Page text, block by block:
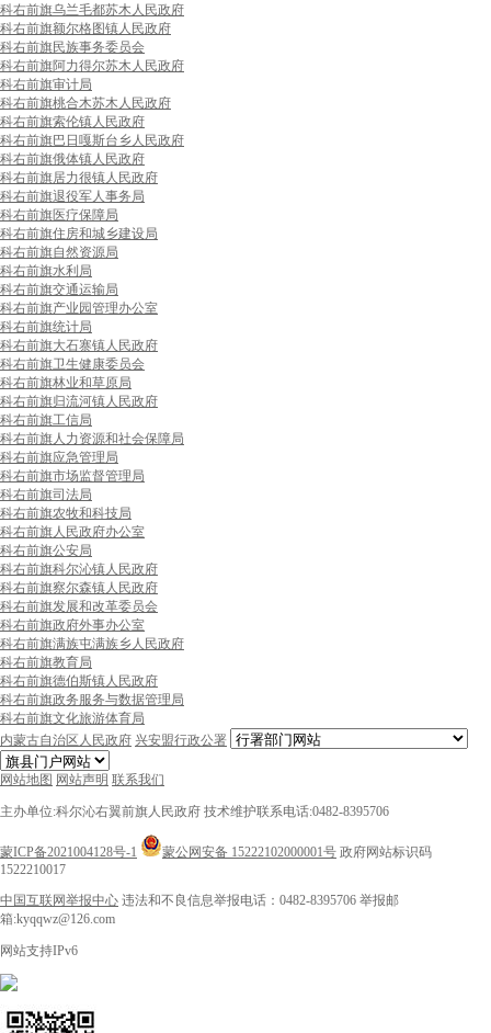
科右前旗乌兰毛都苏木人民政府
科右前旗额尔格图镇人民政府
科右前旗民族事务委员会
科右前旗阿力得尔苏木人民政府
科右前旗审计局
科右前旗桃合木苏木人民政府
科右前旗索伦镇人民政府
科右前旗巴日嘎斯台乡人民政府
科右前旗俄体镇人民政府
科右前旗居力很镇人民政府
科右前旗退役军人事务局
科右前旗医疗保障局
科右前旗住房和城乡建设局
科右前旗自然资源局
科右前旗水利局
科右前旗交通运输局
科右前旗产业园管理办公室
科右前旗统计局
科右前旗大石寨镇人民政府
科右前旗卫生健康委员会
科右前旗林业和草原局
科右前旗归流河镇人民政府
科右前旗工信局
科右前旗人力资源和社会保障局
科右前旗应急管理局
科右前旗市场监督管理局
科右前旗司法局
科右前旗农牧和科技局
科右前旗人民政府办公室
科右前旗公安局
科右前旗科尔沁镇人民政府
科右前旗察尔森镇人民政府
科右前旗发展和改革委员会
科右前旗政府外事办公室
科右前旗满族屯满族乡人民政府
科右前旗教育局
科右前旗德伯斯镇人民政府
科右前旗政务服务与数据管理局
科右前旗文化旅游体育局
内蒙古自治区人民政府 兴安盟行政公署
网站地图 网站声明 联系我们
主办单位:科尔沁右翼前旗人民政府 技术维护联系电话:0482-8395706
蒙ICP备2021004128号-1 蒙公网安备 15222102000001号 政府网站标识码
1522210017
中国互联网举报中心 违法和不良信息举报电话：0482-8395706 举报邮
箱:kyqqwz@126.com
网站支持IPv6